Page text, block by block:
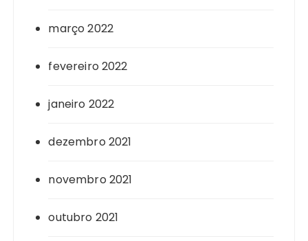
março 2022
fevereiro 2022
janeiro 2022
dezembro 2021
novembro 2021
outubro 2021